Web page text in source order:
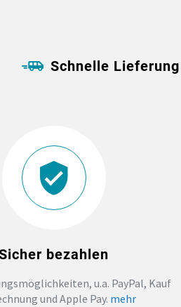
Schnelle
bezahlen
u.a. PayPal, Kauf
und Apple Pay. mehr